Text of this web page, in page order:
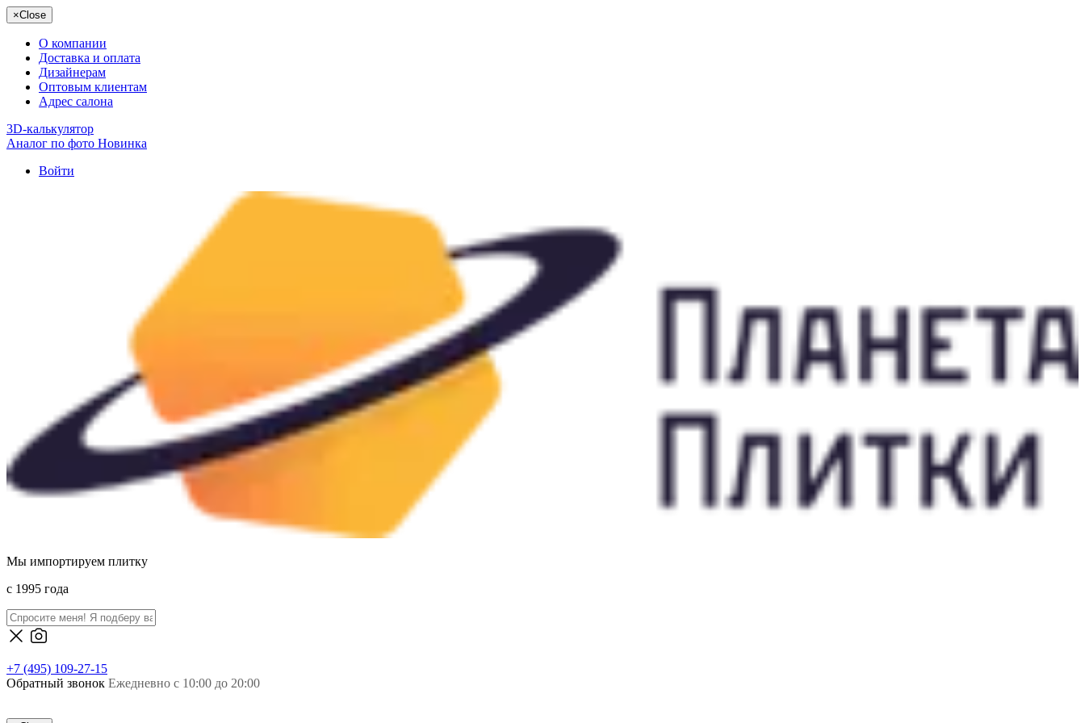
×Close
О компании
Доставка и оплата
Дизайнерам
Оптовым клиентам
Адрес салона
3D-калькулятор
Аналог по фото Новинка
Войти
Мы импортируем плитку
c 1995 года
+7 (495) 109-27-15
Обратный звонок Ежедневно с 10:00 до 20:00